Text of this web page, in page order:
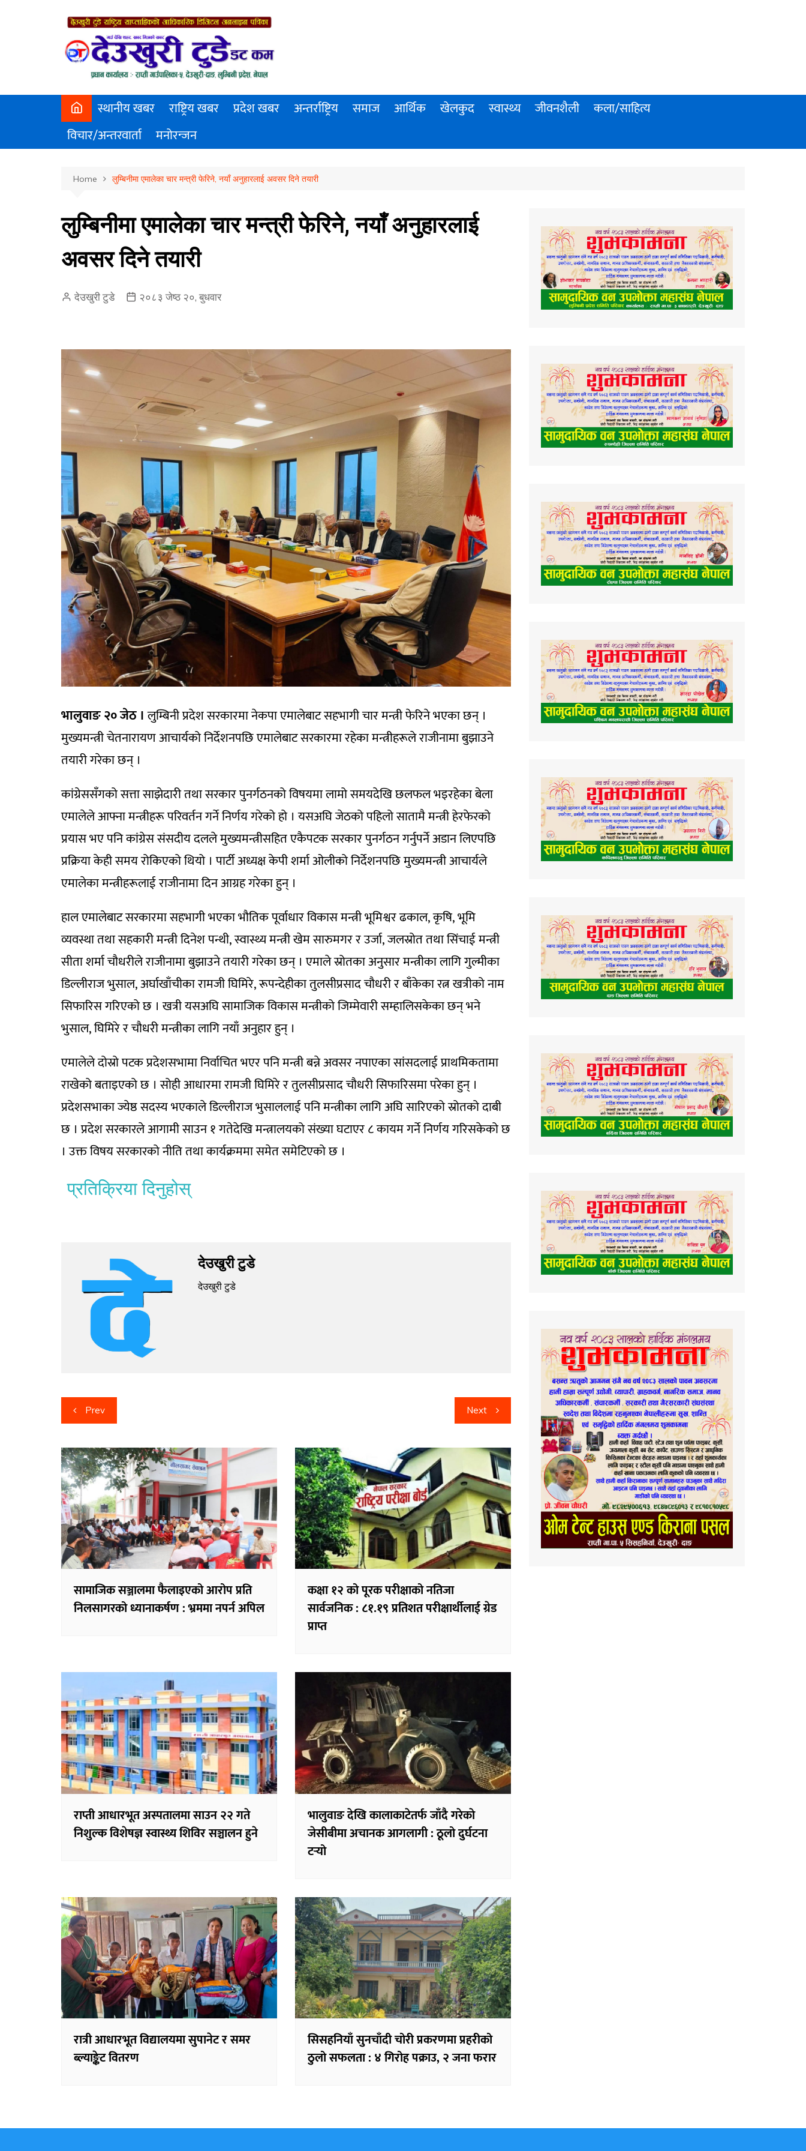
स्थानीय खबर राष्ट्रिय खबर प्रदेश खबर अन्तर्राष्ट्रिय समाज आर्थिक खेलकुद स्वास्थ्य जीवनशैली
कला/साहित्य
विचार/अन्तरवार्ता
मनोरन्जन
Home लुम्बिनीमा एमालेका चार मन्त्री फेरिने, नयाँ अनुहारलाई अवसर दिने तयारी
लुम्बिनीमा एमालेका चार मन्त्री फेरिने, नयाँ अनुहारलाई
अवसर दिने तयारी
देउखुरी टुडे २०८३ जेष्ठ २०, बुधवार
भालुवाङ २० जेठ ।लुम्बिनी प्रदेश सरकारमा नेकपा एमालेबाट सहभागी चार मन्त्री फेरिने भएका छन् ।
मुख्यमन्त्री चेतनारायण आचार्यको निर्देशनपछि एमालेबाट सरकारमा रहेका मन्त्रीहरूले राजीनामा बुझाउने
तयारी गरेका छन् ।
कांग्रेससँगको सत्ता साझेदारी तथा सरकार पुनर्गठनको विषयमा लामो समयदेखि छलफल भइरहेका बेला
एमालेले आफ्ना मन्त्रीहरू परिवर्तन गर्ने निर्णय गरेको हो । यसअघि जेठको पहिलो सातामै मन्त्री हेरफेरको
प्रयास भए पनि कांग्रेस संसदीय दलले मुख्यमन्त्रीसहित एकैपटक सरकार पुनर्गठन गर्नुपर्ने अडान लिएपछि
प्रक्रिया केही समय रोकिएको थियो । पार्टी अध्यक्ष केपी शर्मा ओलीको निर्देशनपछि मुख्यमन्त्री आचार्यले
एमालेका मन्त्रीहरूलाई राजीनामा दिन आग्रह गरेका हुन् ।
हाल एमालेबाट सरकारमा सहभागी भएका भौतिक पूर्वाधार विकास मन्त्री भूमिश्वर ढकाल, कृषि, भूमि
व्यवस्था तथा सहकारी मन्त्री दिनेश पन्थी, स्वास्थ्य मन्त्री खेम सारुमगर र उर्जा, जलस्रोत तथा सिंचाई मन्त्री
सीता शर्मा चौधरीले राजीनामा बुझाउने तयारी गरेका छन् । एमाले स्रोतका अनुसार मन्त्रीका लागि गुल्मीका
डिल्लीराज भुसाल, अर्घाखाँचीका रामजी घिमिरे, रूपन्देहीका तुलसीप्रसाद चौधरी र बाँकेका रत्न खत्रीको नाम
सिफारिस गरिएको छ । खत्री यसअघि सामाजिक विकास मन्त्रीको जिम्मेवारी सम्हालिसकेका छन् भने
भुसाल, घिमिरे र चौधरी मन्त्रीका लागि नयाँ अनुहार हुन् ।
एमालेले दोस्रो पटक प्रदेशसभामा निर्वाचित भएर पनि मन्त्री बन्ने अवसर नपाएका सांसदलाई प्राथमिकतामा
राखेको बताइएको छ । सोही आधारमा रामजी घिमिरे र तुलसीप्रसाद चौधरी सिफारिसमा परेका हुन् ।
प्रदेशसभाका ज्येष्ठ सदस्य भएकाले डिल्लीराज भुसाललाई पनि मन्त्रीका लागि अघि सारिएको स्रोतको दाबी
छ । प्रदेश सरकारले आगामी साउन १ गतेदेखि मन्त्रालयको संख्या घटाएर ८ कायम गर्ने निर्णय गरिसकेको छ
। उक्त विषय सरकारको नीति तथा कार्यक्रममा समेत समेटिएको छ ।
प्रतिक्रिया दिनुहोस्
देउखुरी टुडे
देउखुरी टुडे
Post
navigation
Prev Next
सामाजिक सञ्जालमा फैलाइएको आरोप प्रति
निलसागरको ध्यानाकर्षण : भ्रममा नपर्न अपिल
कक्षा १२ को पूरक परीक्षाको नतिजा
सार्वजनिक : ८१.१९ प्रतिशत परीक्षार्थीलाई ग्रेड
प्राप्त
राप्ती आधारभूत अस्पतालमा साउन २२ गते
निशुल्क विशेषज्ञ स्वास्थ्य शिविर सञ्चालन हुने
भालुवाङ देखि कालाकाटेतर्फ जाँदै गरेकाे
जेसीबीमा अचानक आगलागी : ठूलो दुर्घटना
टर्‍यो
रात्री आधारभूत विद्यालयमा सुपानेट र समर
ब्ल्याङ्केट वितरण
सिसहनियाँ सुनचाँदी चोरी प्रकरणमा प्रहरीको
ठुलो सफलता : ४ गिरोह पक्राउ, २ जना फरार